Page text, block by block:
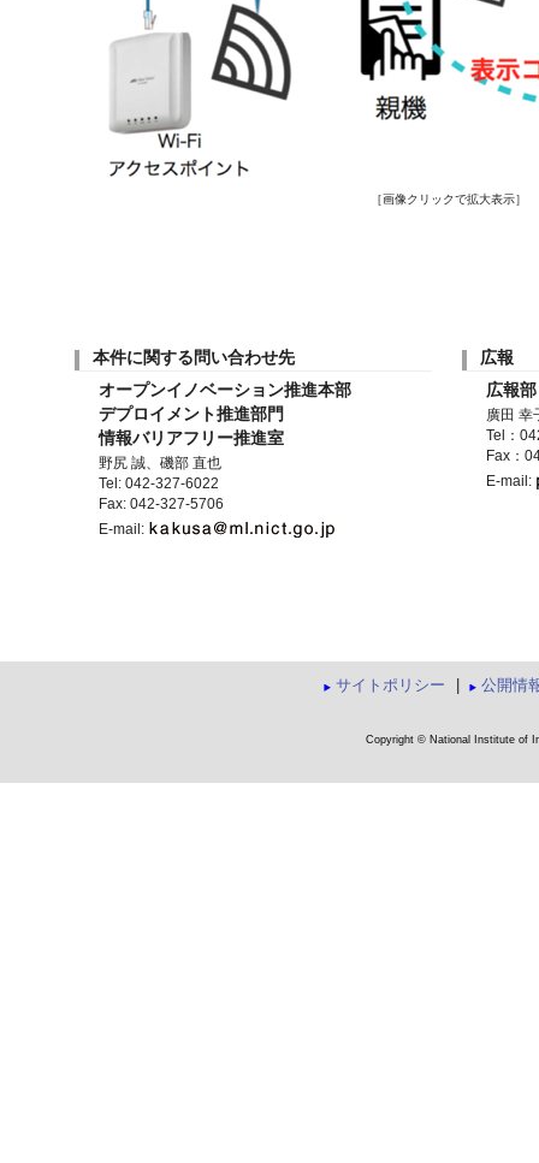
［画像クリックで拡大表示］
本件に関する問い合わせ先
オープンイノベーション推進本部
デプロイメント推進部門
情報バリアフリー推進室
野尻 誠、磯部 直也
Tel: 042-327-6022
Fax: 042-327-5706
E-mail:
広報
広報
廣田 幸
Tel：
Fax：
E-mail:
サイトポリシー 公開情
Copyright © National Institute of